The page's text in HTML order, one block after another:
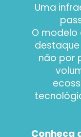
Uma
O modelo
não por
Conheça